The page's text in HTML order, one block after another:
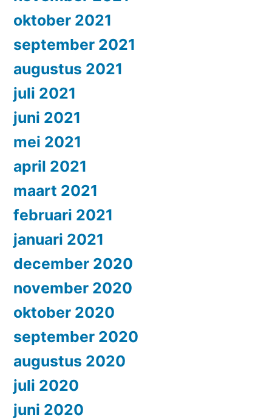
oktober 2021
september 2021
augustus 2021
juli 2021
juni 2021
mei 2021
april 2021
maart 2021
februari 2021
januari 2021
december 2020
november 2020
oktober 2020
september 2020
augustus 2020
juli 2020
juni 2020